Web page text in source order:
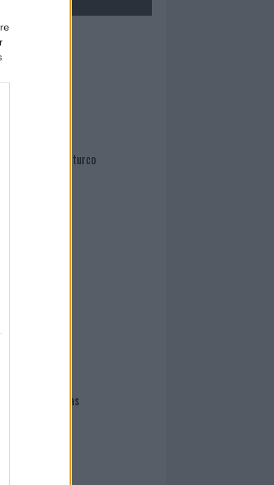
Malu
Agostina Diturco
cari
Cabras